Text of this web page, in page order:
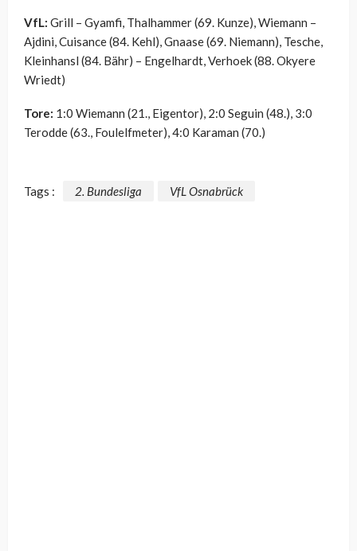
VfL: Grill – Gyamfi, Thalhammer (69. Kunze), Wiemann –
Ajdini, Cuisance (84. Kehl), Gnaase (69. Niemann), Tesche,
Kleinhansl (84. Bähr) – Engelhardt, Verhoek (88. Okyere
Wriedt)
Tore: 1:0 Wiemann (21., Eigentor), 2:0 Seguin (48.), 3:0
Terodde (63., Foulelfmeter), 4:0 Karaman (70.)
Tags : 2. Bundesliga VfL Osnabrück